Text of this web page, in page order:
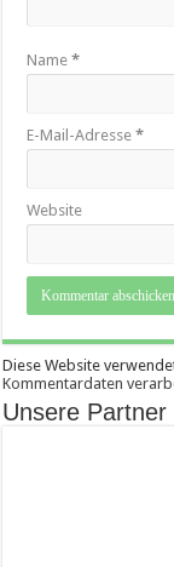
Name*
E-Mail-Adresse*
Website
Diese Website
Kommentardaten
Unsere Partner